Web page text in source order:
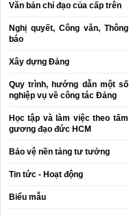
Văn bản chỉ đạo của cấp trên
Nghị quyết, Công văn, Thông
báo
Xây dựng Đảng
Quy trình, hướng dẫn một số
nghiệp vụ về công tác Đảng
Học tập và làm việc theo tấm
gương đạo đức HCM
Bảo vệ nền tảng tư tưởng
Tin tức - Hoạt động
Biểu mẫu